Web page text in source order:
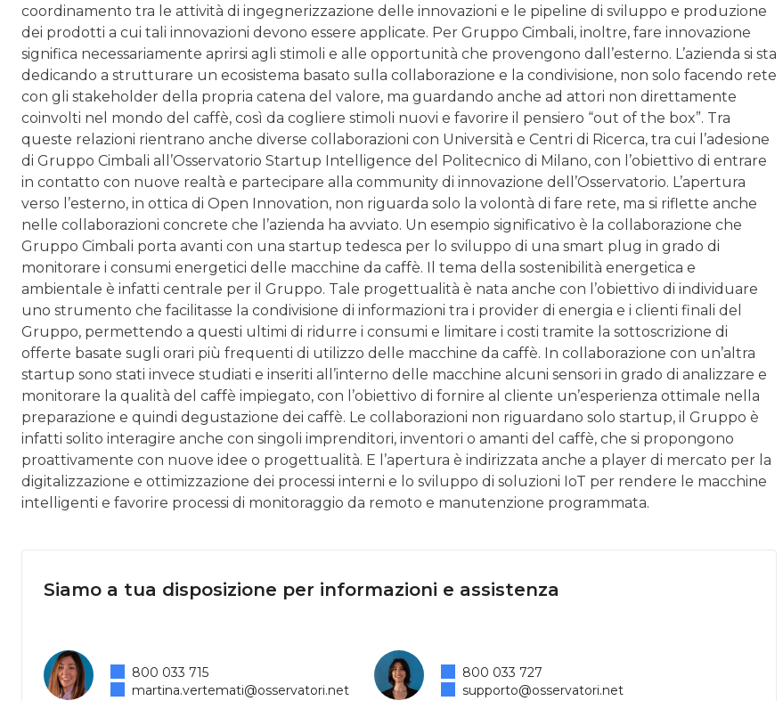
coordinamento tra le attività di ingegnerizzazione delle innovazioni e le pipeline di sviluppo e produzione
dei prodotti a cui tali innovazioni devono essere applicate. Per Gruppo Cimbali, inoltre, fare innovazione
significa necessariamente aprirsi agli stimoli e alle opportunità che provengono dall’esterno. L’azienda si sta
dedicando a strutturare un ecosistema basato sulla collaborazione e la condivisione, non solo facendo rete
con gli stakeholder della propria catena del valore, ma guardando anche ad attori non direttamente
coinvolti nel mondo del caffè, così da cogliere stimoli nuovi e favorire il pensiero “out of the box”. Tra
queste relazioni rientrano anche diverse collaborazioni con Università e Centri di Ricerca, tra cui l’adesione
di Gruppo Cimbali all’Osservatorio Startup Intelligence del Politecnico di Milano, con l’obiettivo di entrare
in contatto con nuove realtà e partecipare alla community di innovazione dell’Osservatorio. L’apertura
verso l’esterno, in ottica di Open Innovation, non riguarda solo la volontà di fare rete, ma si riflette anche
nelle collaborazioni concrete che l’azienda ha avviato. Un esempio significativo è la collaborazione che
Gruppo Cimbali porta avanti con una startup tedesca per lo sviluppo di una smart plug in grado di
monitorare i consumi energetici delle macchine da caffè. Il tema della sostenibilità energetica e
ambientale è infatti centrale per il Gruppo. Tale progettualità è nata anche con l’obiettivo di individuare
uno strumento che facilitasse la condivisione di informazioni tra i provider di energia e i clienti finali del
Gruppo, permettendo a questi ultimi di ridurre i consumi e limitare i costi tramite la sottoscrizione di
offerte basate sugli orari più frequenti di utilizzo delle macchine da caffè. In collaborazione con un’altra
startup sono stati invece studiati e inseriti all’interno delle macchine alcuni sensori in grado di analizzare e
monitorare la qualità del caffè impiegato, con l’obiettivo di fornire al cliente un’esperienza ottimale nella
preparazione e quindi degustazione dei caffè. Le collaborazioni non riguardano solo startup, il Gruppo è
infatti solito interagire anche con singoli imprenditori, inventori o amanti del caffè, che si propongono
proattivamente con nuove idee o progettualità. E l’apertura è indirizzata anche a player di mercato per la
digitalizzazione e ottimizzazione dei processi interni e lo sviluppo di soluzioni IoT per rendere le macchine
intelligenti e favorire processi di monitoraggio da remoto e manutenzione programmata.
Siamo a tua disposizione per informazioni e assistenza
800 033 715
martina.vertemati@osservatori.net
800 033 727
supporto@osservatori.net